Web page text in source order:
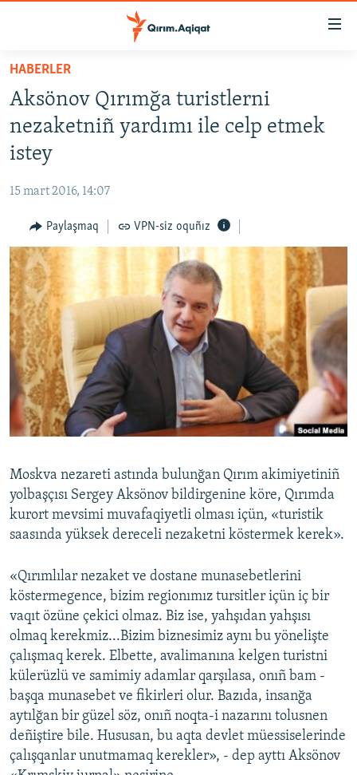
Esas
qaytmaq
Baş
navigatsiyağa
qaytmaq
Qıdıruvğa
HABERLER
SİYASET
İQTİSADİYAT
MEDENİYET
İNSAN AQLARI
VİDEO
SÜRET
BLOGLAR
FİKİR
Русский
Українською
RFE/RS bütün saytları
HABERLER
Aksönov Qırımğa turistlerni
nezaketniñ yardımı ile celp etmek
istey
15 mart 2016, 14:07
Paylaşmaq VPN-siz oquñız
Moskva nezareti astında bulunğan Qırım akimiyetiniñ
yolbaşçısı Sergey Aksönov bildirgenine köre, Qırımda
kurort mevsimi muvafaqiyetli olması içün, «turistik
saasında yüksek dereceli nezaketni köstermek kerek».
«Qırımlılar nezaket ve dostane munasebetlerini
köstermegence, bizim regionımız tursitler içün iç bir
vaqıt özüne çekici olmaz. Biz ise, yahşıdan yahşısı
olmaq kerekmiz...Bizim biznesimiz aynı bu yönelişte
çalışmaq kerek. Elbette, avalimanına kelgen turistni
külerüzlü ve samimiy adamlar qarşılasa, onıñ bam -
başqa munasebet ve fikirleri olur. Bazıda, insanğa
aytılğan bir güzel söz, onıñ noqta-i nazarını tolusnen
deñiştire bile. Hususan, bu aqta devlet müessiselerinde
çalışqanlar unutmamaq kerekler», - dep ayttı Aksönov